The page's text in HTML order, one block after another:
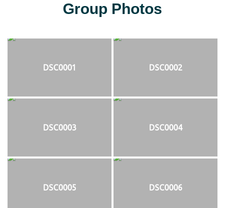
Group Photos
DSC0001 DSC0002
DSC0003 DSC0004
DSC0005 DSC0006